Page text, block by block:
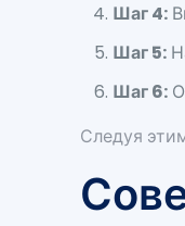
Шаг 4:
Шаг 5:
Шаг 6:
Следуя